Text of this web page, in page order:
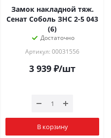
Замок накладной тяж.
Сенат Соболь ЗНС 2-5 043
(6)
Достаточно
Артикул: 00031556
3 939 ₽/шт
В корзину